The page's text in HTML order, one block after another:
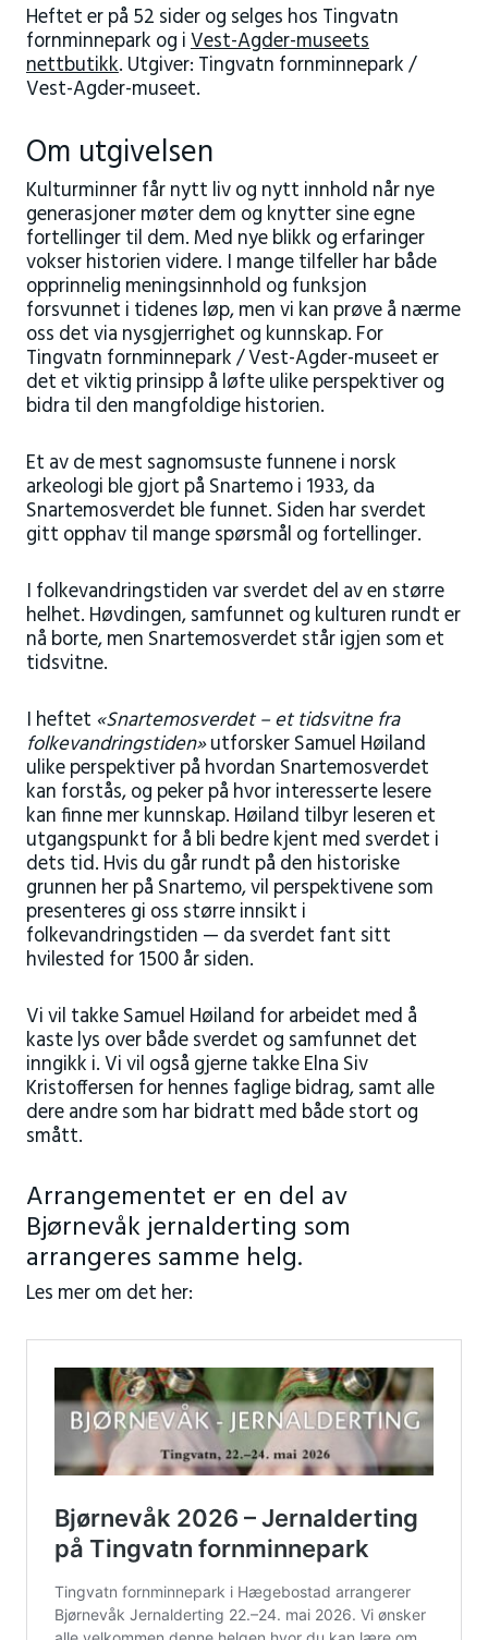
Heftet er på 52 sider og selges hos Tingvatn
fornminnepark og iVest-Agder-museets
nettbutikk. Utgiver: Tingvatn fornminnepark /
Vest-Agder-museet.
Om utgivelsen
Kulturminner får nytt liv og nytt innhold når nye
generasjoner møter dem og knytter sine egne
fortellinger til dem. Med nye blikk og erfaringer
vokser historien videre. I mange tilfeller har både
opprinnelig meningsinnhold og funksjon
forsvunnet i tidenes løp, men vi kan prøve å nærme
oss det via nysgjerrighet og kunnskap. For
Tingvatn fornminnepark / Vest-Agder-museet er
det et viktig prinsipp å løfte ulike perspektiver og
bidra til den mangfoldige historien.
Et av de mest sagnomsuste funnene i norsk
arkeologi ble gjort på Snartemo i 1933, da
Snartemosverdet ble funnet. Siden har sverdet
gitt opphav til mange spørsmål og fortellinger.
I folkevandringstiden var sverdet del av en større
helhet. Høvdingen, samfunnet og kulturen rundt er
nå borte, men Snartemosverdet står igjen som et
tidsvitne.
I heftet «Snartemosverdet – et tidsvitne fra
folkevandringstiden»utforsker Samuel Høiland
ulike perspektiver på hvordan Snartemosverdet
kan forstås, og peker på hvor interesserte lesere
kan finne mer kunnskap. Høiland tilbyr leseren et
utgangspunkt for å bli bedre kjent med sverdet i
dets tid. Hvis du går rundt på den historiske
grunnen her på Snartemo, vil perspektivene som
presenteres gi oss større innsikt i
folkevandringstiden — da sverdet fant sitt
hvilested for 1500 år siden.
Vi vil takke Samuel Høiland for arbeidet med å
kaste lys over både sverdet og samfunnet det
inngikk i. Vi vil også gjerne takke Elna Siv
Kristoffersen for hennes faglige bidrag, samt alle
dere andre som har bidratt med både stort og
smått.
Arrangementet er en del av
Bjørnevåk jernalderting som
arrangeres samme helg.
Les mer om det her: